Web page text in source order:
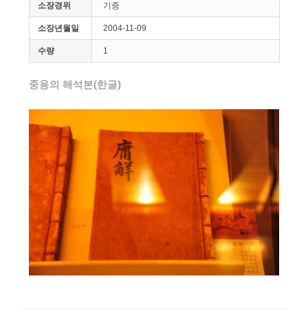
소장경위 기증
소장년월일 2004-11-09
수량 1
중용의 해석본(한글)